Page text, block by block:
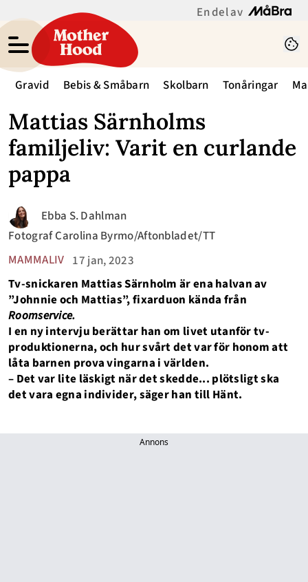
En del av
Gravid Bebis & Småbarn Skolbarn Tonåringar
Mattias Särnholms
familjeliv: Varit en curlande
pappa
MAMMALIV 17 jan, 2023
Ebba S. Dahlman
FotografCarolina Byrmo/Aftonbladet/TT
Tv-snickaren Mattias Särnholm är ena halvan av
”Johnnie och Mattias”, fixarduon kända från
Roomservice.
I en ny intervju berättar han om livet utanför tv-
produktionerna, och hur svårt det var för honom att
låta barnen prova vingarna i världen.
– Det var lite läskigt när det skedde... plötsligt ska
det vara egna individer, säger han till Hänt.
Annons